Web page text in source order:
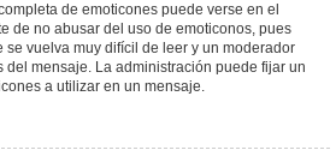
de emoticones puede verse en el
de no abusar del uso de emoticonos, pues
vuelva muy difícil de leer y un moderador
del mensaje. La administración puede fijar un
a utilizar en un mensaje.